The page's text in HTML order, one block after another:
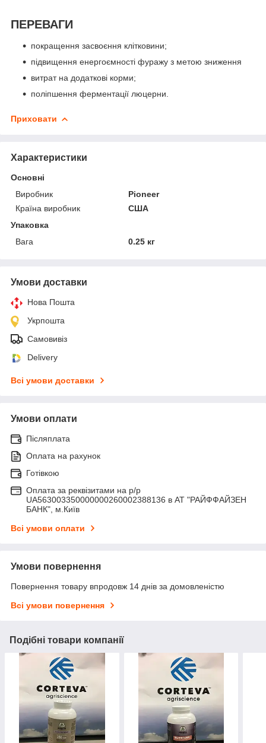
ПЕРЕВАГИ
покращення засвоєння клітковини;
підвищення енергоємності фуражу з метою зниження
витрат на додаткові корми;
поліпшення ферментації люцерни.
Приховати
Характеристики
Основні
Виробник
Pioneer
Країна виробник
США
Упаковка
Вага
0.25 кг
Умови доставки
Нова Пошта
Укрпошта
Самовивіз
Delivery
Всі умови доставки
Умови оплати
Післяплата
Оплата на рахунок
Готівкою
Оплата за реквізитами на р/р
UA563003350000000260002388136 в АТ "РАЙФФАЙЗЕН
БАНК", м.Київ
Всі умови оплати
Умови повернення
Повернення товару впродовж 14 днів за домовленістю
Всі умови повернення
Подібні товари компанії